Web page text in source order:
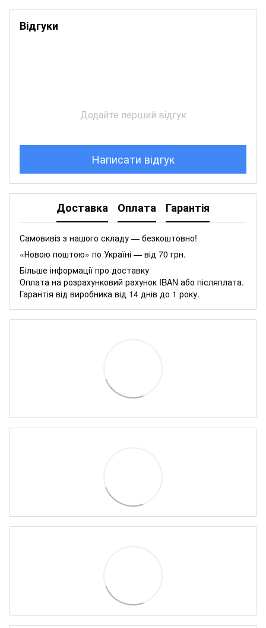
Відгуки
Додайте перший відгук
Написати відгук
Доставка Оплата Гарантія
Самовивіз з нашого складу — безкоштовно!
«Новою поштою» по Україні — від 70 грн.
Більше інформації про доставку
Оплата на розрахунковий рахунок IBAN або післяплата.
Гарантія від виробника від 14 днів до 1 року.